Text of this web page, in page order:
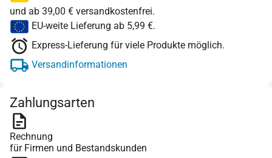
und ab 39,00 € versandkostenfrei.
EU-weite Lieferung ab 5,99 €.
Express-Lieferung für viele Produkte möglich.
Versandinformationen
Zahlungsarten
Rechnung
für Firmen und Bestandskunden